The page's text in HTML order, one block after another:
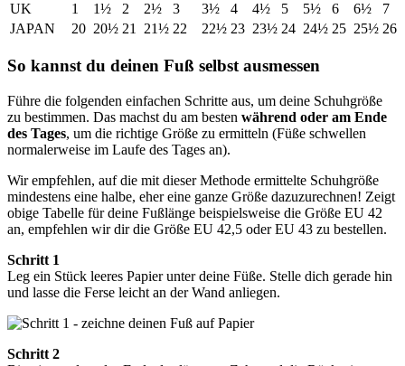
UK
1 1½ 2 2½ 3 3½ 4 4½ 5 5½ 6 6½
7
JAPAN
20 20½ 21 21½ 22 22½ 23 23½ 24 24½ 25 25½ 26
So kannst du deinen Fuß selbst ausmessen
Führe die folgenden einfachen Schritte aus, um deine Schuhgröße
zu bestimmen. Das machst du am besten während oder am Ende
des Tages, um die richtige Größe zu ermitteln (Füße schwellen
normalerweise im Laufe des Tages an).
Wir empfehlen, auf die mit dieser Methode ermittelte Schuhgröße
mindestens eine halbe, eher eine ganze Größe dazuzurechnen! Zeigt
obige Tabelle für deine Fußlänge beispielsweise die Größe EU 42
an, empfehlen wir dir die Größe EU 42,5 oder EU 43 zu bestellen.
Schritt 1
Leg ein Stück leeres Papier unter deine Füße. Stelle dich gerade hin
und lasse die Ferse leicht an der Wand anliegen.
Schritt 2